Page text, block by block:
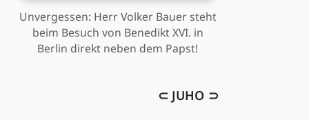
Unvergessen: Herr Volker Bauer steht
beim Besuch von Benedikt XVI. in
Berlin direkt neben dem Papst!
⊂ JUHO ⊃